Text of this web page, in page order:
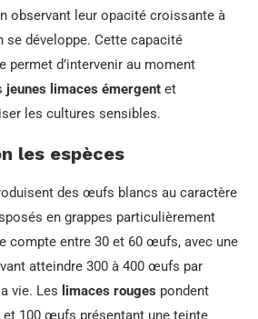
observant leur opacité croissante à
se développe. Cette capacité
permet d’intervenir au moment
jeunes limaces émergent et
les cultures sensibles.
les espèces
des œufs blancs au caractère
en grappes particulièrement
compte entre 30 et 60 œufs, avec une
atteindre 300 à 400 œufs par
vie. Les limaces rouges pondent
et 100 œufs présentant une teinte